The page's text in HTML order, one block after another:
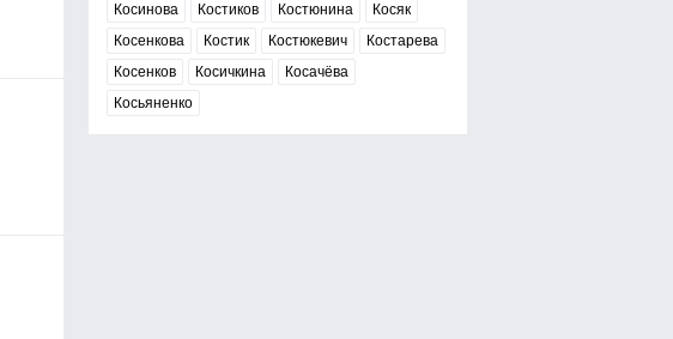
Косинова
Костиков Костюнина
Косяк
Косенкова
Костик Костюкевич
Костарева
Косенков
Косичкина
Косачёва
Косьяненко